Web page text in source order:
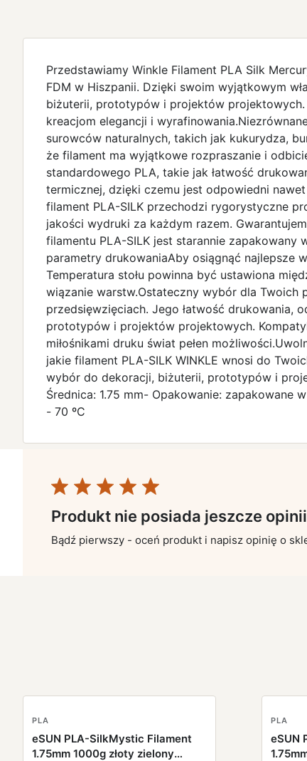
Przedstawiamy Winkle Filament PLA Silk
FDM w Hiszpanii. Dzięki swoim wyjątkowym
biżuterii, prototypów i projektów projektowych.
kreacjom elegancji i
surowców naturalnych, takich jak kukurydza,
że filament ma wyjątkowe rozpraszanie i
standardowego PLA, takie jak łatwość
termicznej, dzięki czemu jest odpowiedni
filament PLA-SILK przechodzi rygorystyczne
jakości wydruki za każdym razem.
filamentu PLA-SILK jest starannie
parametry drukowaniaAby osiągnąć najlepsze
Temperatura stołu powinna być ustawiona
wiązanie warstw.Ostateczny wybór dla Twoich
przedsięwzięciach. Jego łatwość drukowania,
prototypów i projektów projektowych.
miłośnikami druku świat pełen
jakie filament PLA-SILK WINKLE wnosi do
wybór do dekoracji, biżuterii, prototypów i
Średnica: 1.75 mm- Opakowanie: zapakowane
- 70 ºC
Produkt nie posiada jeszcze opinii
Bądź pierwszy - oceń produkt i napisz opinię o
PLA
eSUN PLA-SilkMystic Filament
1.75mm 1000g złoty zielony
PLA
eSUN